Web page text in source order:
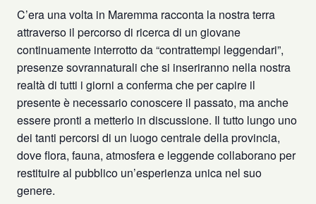
C’era una volta in Maremma racconta la nostra terra
attraverso il percorso di ricerca di un giovane
continuamente interrotto da “contrattempi leggendari”,
presenze sovrannaturali che si inseriranno nella nostra
realtà di tutti i giorni a conferma che per capire il
presente è necessario conoscere il passato, ma anche
essere pronti a metterlo in discussione. Il tutto lungo uno
dei tanti percorsi di un luogo centrale della provincia,
dove flora, fauna, atmosfera e leggende collaborano per
restituire al pubblico un’esperienza unica nel suo
genere.